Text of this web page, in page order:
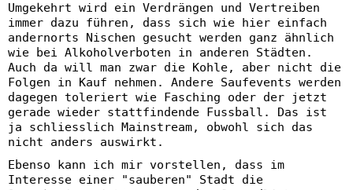
Umgekehrt wird ein Verdrängen und Vertreiben
immer dazu führen, dass sich wie hier einfach
andernorts Nischen gesucht werden ganz ähnlich
wie bei Alkoholverboten in anderen Städten.
Auch da will man zwar die Kohle, aber nicht die
Folgen in Kauf nehmen. Andere Saufevents werden
dagegen toleriert wie Fasching oder der jetzt
gerade wieder stattfindende Fussball. Das ist
ja schliesslich Mainstream, obwohl sich das
nicht anders auswirkt.
Ebenso kann ich mir vorstellen, dass im
Interesse einer "sauberen" Stadt die